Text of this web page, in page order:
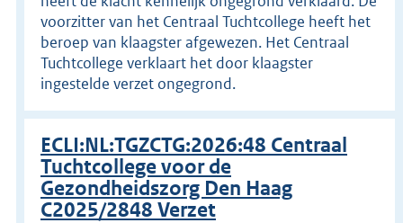
voorzitter van het Centraal Tuchtcollege heeft het
beroep van klaagster afgewezen. Het Centraal
Tuchtcollege verklaart het door klaagster
ingestelde verzet ongegrond.
ECLI:NL:TGZCTG:2026:48 Centraal
Tuchtcollege voor de
Gezondheidszorg Den Haag
C2025/2848 Verzet